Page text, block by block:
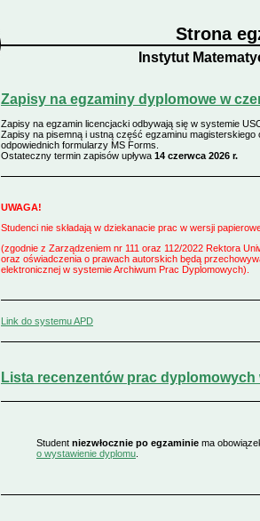
Strona
Instytut
Zapisy na egzaminy dyplomowe w
Zapisy na egzamin licencjacki odbywają się w systemie
Zapisy na pisemną i ustną część egzaminu magisterskiego
odpowiednich formularzy MS Forms.
Ostateczny termin zapisów upływa 14 czerwca 2026 r.
UWAGA!
Studenci nie składają w dziekanacie prac w wersji
(zgodnie z Zarządzeniem nr 111 oraz 112/2022 Rektora
oraz oświadczenia o prawach autorskich będą
elektronicznej w systemie Archiwum Prac Dyplomowych).
Link do systemu APD
Lista recenzentów prac dyplomowych
Student niezwłocznie po egzaminie ma
o wystawienie dyplomu